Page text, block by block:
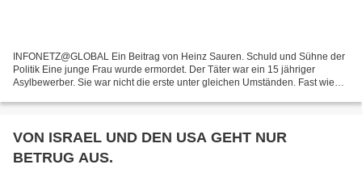
INFONETZ@GLOBAL Ein Beitrag von Heinz Sauren. Schuld und Sühne der
Politik Eine junge Frau wurde ermordet. Der Täter war ein 15 jähriger
Asylbewerber. Sie war nicht die erste unter gleichen Umständen. Fast wie
VON ISRAEL UND DEN USA GEHT NUR
BETRUG AUS.